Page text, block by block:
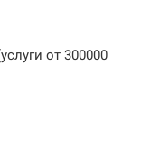
от 300000